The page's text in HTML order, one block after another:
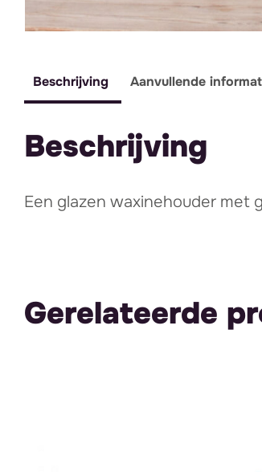
Beschrijving Aanvullende
Beschrijving
Een glazen waxinehouder met
Gerelateerde